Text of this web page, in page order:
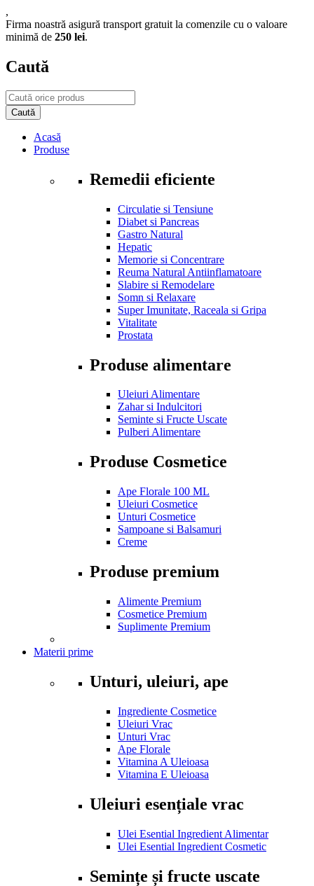
,
Firma noastră asigură transport gratuit la comenzile cu o valoare
minimă de 250 lei.
Caută
Acasă
Produse
Remedii eficiente
Circulatie si Tensiune
Diabet si Pancreas
Gastro Natural
Hepatic
Memorie si Concentrare
Reuma Natural Antiinflamatoare
Slabire si Remodelare
Somn si Relaxare
Super Imunitate, Raceala si Gripa
Vitalitate
Prostata
Produse alimentare
Uleiuri Alimentare
Zahar si Indulcitori
Seminte si Fructe Uscate
Pulberi Alimentare
Produse Cosmetice
Ape Florale 100 ML
Uleiuri Cosmetice
Unturi Cosmetice
Sampoane si Balsamuri
Creme
Produse premium
Alimente Premium
Cosmetice Premium
Suplimente Premium
Materii prime
Unturi, uleiuri, ape
Ingrediente Cosmetice
Uleiuri Vrac
Unturi Vrac
Ape Florale
Vitamina A Uleioasa
Vitamina E Uleioasa
Uleiuri esențiale vrac
Ulei Esential Ingredient Alimentar
Ulei Esential Ingredient Cosmetic
Semințe și fructe uscate